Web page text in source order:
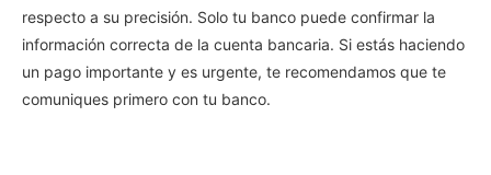
respecto a su precisión. Solo tu banco puede confirmar la
información correcta de la cuenta bancaria. Si estás haciendo
un pago importante y es urgente, te recomendamos que te
comuniques primero con tu banco.